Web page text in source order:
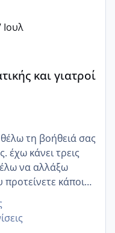
Ιουλ
εμπερίες
και γιατροί
τη βοήθειά σας
έχω κάνει τρεις
να αλλάξω
κάποιον
και είχατε
υγεία με τον
το εψαξε καθόλου